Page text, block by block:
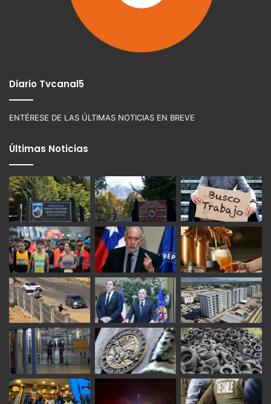
Diario Tvcanal5
ENTÉRESE DE LAS ÚLTIMAS NOTICIAS EN BREVE
Últimas Noticias